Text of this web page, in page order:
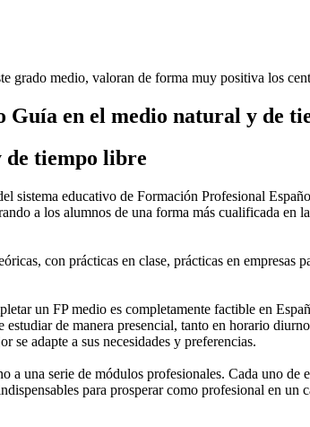
grado medio, valoran de forma muy positiva los
en el medio natural y de
de tiempo libre
educativo de Formación Profesional
a los alumnos de una forma más cualificada
con prácticas en clase, prácticas en
un FP medio es completamente factible en
de manera presencial, tanto en horario
se adapte a sus necesidades y preferencias.
a una serie de módulos profesionales. Cada uno
para prosperar como profesional en